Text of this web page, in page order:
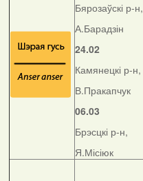
Бярозаўскі р-н,
А.Барадзін
24.02
Камянецкі р-н,
В.Пракапчук
06.03
Брэсцкі р-н,
Я.Місіюк